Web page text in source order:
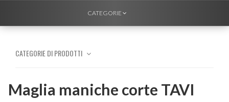
TOGGLE
CATEGORIE
CATEGORIE DI PRODOTTI
Maglia maniche corte TAVI